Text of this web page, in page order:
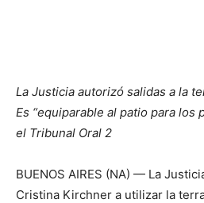
La Justicia autorizó salidas a la
Es “equiparable al patio para los
el Tribunal Oral 2
BUENOS AIRES (NA) — La
Cristina Kirchner a utilizar la